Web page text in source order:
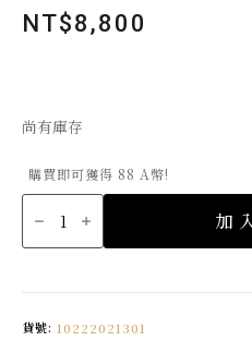
NT$8,800
尚有庫存
購買即可獲得 88 A幣!
Sardinia
亞
水
手
鍊
加
貨號: 10222021301